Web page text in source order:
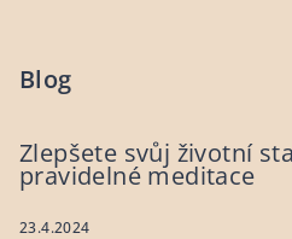
Blog
Zlepšete svůj životní
pravidelné meditace
23.4.2024